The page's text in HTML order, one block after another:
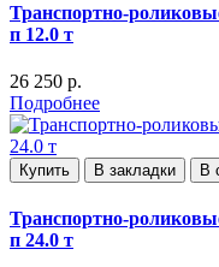
Транспортно-
п 12.0 т
26 250 р.
Подробнее
Купить В закладки В
Транспортно-
п 24.0 т